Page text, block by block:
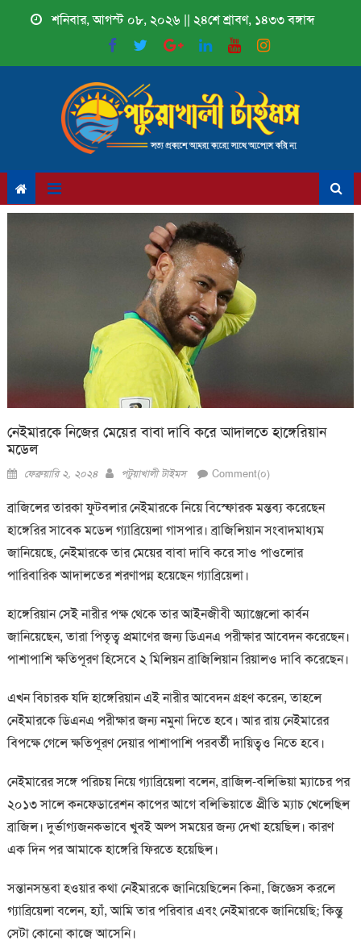
শনিবার, আগস্ট ০৮, ২০২৬ || ২৪শে শ্রাবণ, ১৪৩৩ বঙ্গাব্দ
নেইমারকে নিজের মেয়ের বাবা দাবি করে আদালতে হাঙ্গেরিয়ান
মডেল
Posted
ফেব্রুয়ারি ২, ২০২৪ Author
পটুয়াখালী টাইমস Comment(০)
ব্রাজিলের তারকা ফুটবলার নেইমারকে নিয়ে বিস্ফোরক মন্তব্য করেছেন
হাঙ্গেরির সাবেক মডেল গ্যাব্রিয়েলা গাসপার। ব্রাজিলিয়ান সংবাদমাধ্যম
জানিয়েছে, নেইমারকে তার মেয়ের বাবা দাবি করে সাও পাওলোর
পারিবারিক আদালতের শরণাপন্ন হয়েছেন গ্যাব্রিয়েলা।
হাঙ্গেরিয়ান সেই নারীর পক্ষ থেকে তার আইনজীবী অ্যাঞ্জেলো কার্বন
জানিয়েছেন, তারা পিতৃত্ব প্রমাণের জন্য ডিএনএ পরীক্ষার আবেদন করেছেন।
পাশাপাশি ক্ষতিপূরণ হিসেবে ২ মিলিয়ন ব্রাজিলিয়ান রিয়ালও দাবি করেছেন।
এখন বিচারক যদি হাঙ্গেরিয়ান এই নারীর আবেদন গ্রহণ করেন, তাহলে
নেইমারকে ডিএনএ পরীক্ষার জন্য নমুনা দিতে হবে। আর রায় নেইমারের
বিপক্ষে গেলে ক্ষতিপূরণ দেয়ার পাশাপাশি পরবর্তী দায়িত্বও নিতে হবে।
নেইমারের সঙ্গে পরিচয় নিয়ে গ্যাব্রিয়েলা বলেন, ব্রাজিল-বলিভিয়া ম্যাচের পর
২০১৩ সালে কনফেডারেশন কাপের আগে বলিভিয়াতে প্রীতি ম্যাচ খেলেছিল
ব্রাজিল। দুর্ভাগ্যজনকভাবে খুবই অল্প সময়ের জন্য দেখা হয়েছিল। কারণ
এক দিন পর আমাকে হাঙ্গেরি ফিরতে হয়েছিল।
সন্তানসম্ভবা হওয়ার কথা নেইমারকে জানিয়েছিলেন কিনা, জিজ্ঞেস করলে
গ্যাব্রিয়েলা বলেন, হ্যাঁ, আমি তার পরিবার এবং নেইমারকে জানিয়েছি; কিন্তু
সেটা কোনো কাজে আসেনি।